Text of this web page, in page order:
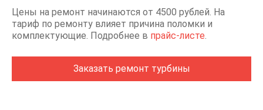
Цены на ремонт начинаются от 4500 рублей. На
тариф по ремонту влияет причина поломки и
комплектующие. Подробнее в прайс-листе.
Заказать ремонт турбины